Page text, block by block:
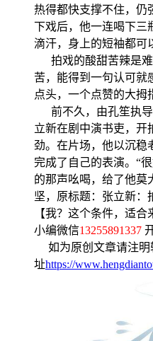
热得都快支撑不住，仍
下戏后，他一连喝下三
滴汗，身上的短袖都可
拍戏的酸甜苦辣是难
苦，能得到一句认可就
点头，一个点赞的大拇
前不久，由孔笙执导
立新在剧中演书吏，开
劲。在片场，他以沉稳
完成了自己的表演。“
的那声吆喝，给了他莫
坚，原标题：张立新：
【我？这个条件，适
小编微信13255891337
如为原创文章请注明
址https://